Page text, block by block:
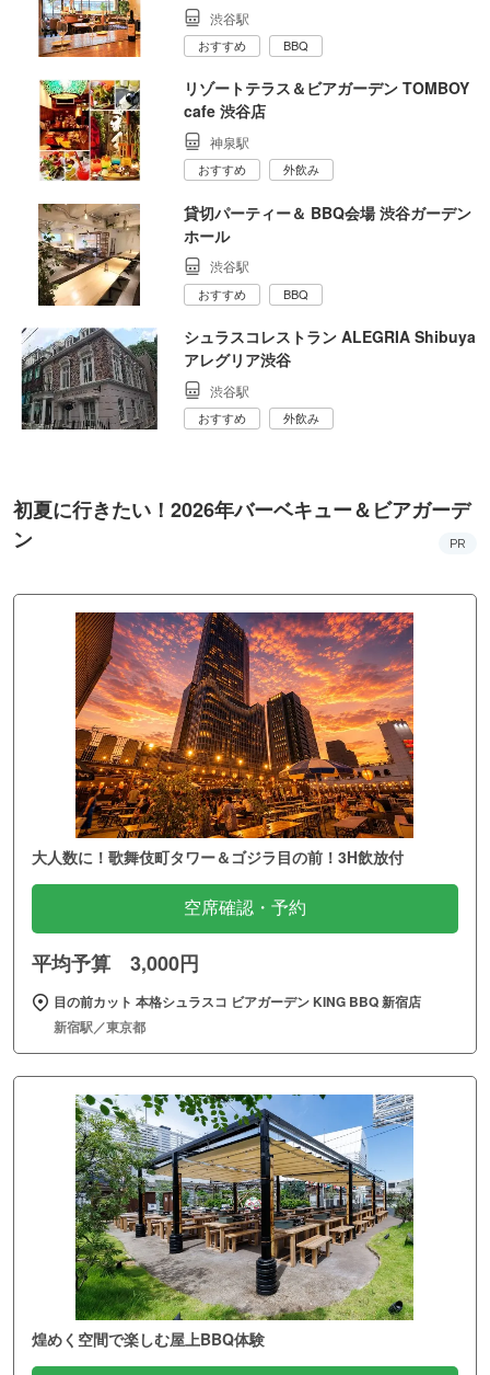
渋谷駅
おすすめ BBQ
リゾートテラス＆ビアガーデン TOMBOY
cafe 渋谷店
神泉駅
おすすめ 外飲み
貸切パーティー＆ BBQ会場 渋谷ガーデン
ホール
渋谷駅
おすすめ BBQ
シュラスコレストラン ALEGRIA Shibuya
アレグリア渋谷
渋谷駅
おすすめ 外飲み
初夏に行きたい！2026年バーベキュー＆ビアガーデ
ン
PR
大人数に！歌舞伎町タワー＆ゴジラ目の前！3H飲放付
空席確認・予約
平均予算 3,000円
目の前カット 本格シュラスコ ビアガーデン KING BBQ 新宿店
新宿駅／東京都
煌めく空間で楽しむ屋上BBQ体験